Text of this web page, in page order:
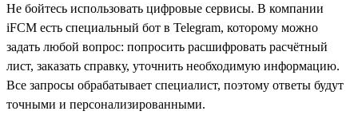
Не бойтесь использовать цифровые сервисы. В компании
iFCM есть специальный бот в Telegram, которому можно
задать любой вопрос: попросить расшифровать расчётный
лист, заказать справку, уточнить необходимую информацию.
Все запросы обрабатывает специалист, поэтому ответы будут
точными и персонализированными.